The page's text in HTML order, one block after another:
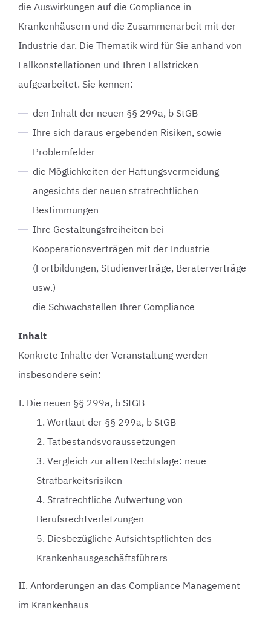
die Auswirkungen auf die Compliance in
Krankenhäusern und die Zusammenarbeit mit der
Industrie dar. Die Thematik wird für Sie anhand von
Fallkonstellationen und Ihren Fallstricken
aufgearbeitet. Sie kennen:
den Inhalt der neuen §§ 299a, b StGB
Ihre sich daraus ergebenden Risiken, sowie
Problemfelder
die Möglichkeiten der Haftungsvermeidung
angesichts der neuen strafrechtlichen
Bestimmungen
Ihre Gestaltungsfreiheiten bei
Kooperationsverträgen mit der Industrie
(Fortbildungen, Studienverträge, Beraterverträge
usw.)
die Schwachstellen Ihrer Compliance
Inhalt
Konkrete Inhalte der Veranstaltung werden
insbesondere sein:
I. Die neuen §§ 299a, b StGB
1. Wortlaut der §§ 299a, b StGB
2. Tatbestandsvoraussetzungen
3. Vergleich zur alten Rechtslage: neue
Strafbarkeitsrisiken
4. Strafrechtliche Aufwertung von
Berufsrechtverletzungen
5. Diesbezügliche Aufsichtspflichten des
Krankenhausgeschäftsführers
II. Anforderungen an das Compliance Management
im Krankenhaus